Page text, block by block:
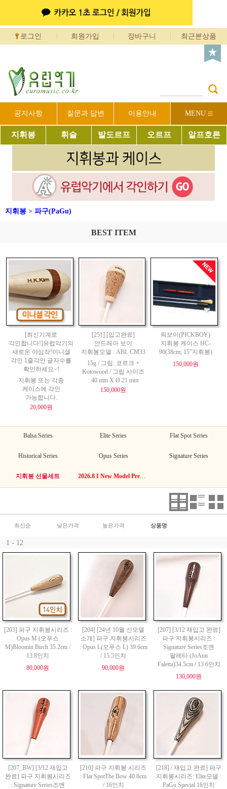
로그인 회원가입 장바구니 최근본상품
공지사항 질문과 답변 이용안내 MENU
지휘봉 휘슬 발도르프 오르프 알프호른
지휘봉 > 파구(PaGu)
BEST ITEM
[최신기계로
각인합니다!]유럽악기의
새로운 야심작!이니셜
각인 1줄각인 글자수를
확인하세요~!
지휘봉 또는 각종
케이스에 각인
가능합니다.
20,000원
[251] [입고완료]
안드레아 보이
지휘봉모델 : ABL CM33
15g / 그립: 코르크 +
Kotowood / 그립 사이즈
: 40 mm X Ø 21 mm
150,000원
픽보이(PICKBOY)
지휘봉 케이스 HC-
90(38cm; 15"지휘봉)
150,000원
Balsa Series Elite Series Flat Spot Series
Historical Series Opus Series Signature Series
지휘봉 선물세트
최신순 낮은가격 높은가격 상품명
1 - 12
[203] 파구 지휘봉시리즈 :
Opus M (오푸스
M)Bloomin Birch 35.2cm /
13.8인치
80,000원
[204] [24년 10월 신모델
소개] 파구 지휘봉시리즈
: Opus L(오푸스 L) 39.6cm
/ 15.5인치
90,000원
[207] [3/12 재입고 완료]
파구 지휘봉시리즈 :
Signature Series조앤
팔레타 (JoAnn
Faletta)34.5cm / 13.6인치
130,000원
[207_BW] [3/12 재입고
완료] 파구 지휘봉시리즈
: Signature Series조앤
[210] 파구 지휘봉 시리즈
: Flat SpotThe Bow 40.8cm
/ 16인치
[218] / 재입고 완료] 파구
지휘봉시리즈: Elite모델 :
PaGu Special 16인치